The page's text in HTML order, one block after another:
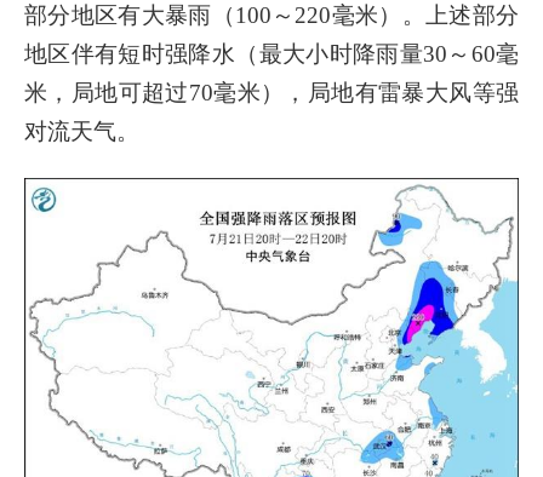
部分地区有大暴雨（100～220毫米）。上述部分
地区伴有短时强降水（最大小时降雨量30～60毫
米，局地可超过70毫米），局地有雷暴大风等强
对流天气。